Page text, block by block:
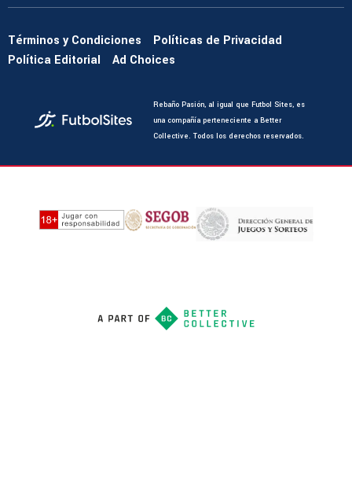
Términos y Condiciones
Políticas de Privacidad
Política Editorial
Ad Choices
Rebaño Pasión, al igual que Futbol Sites, es
una compañía perteneciente a Better
Collective. Todos los derechos reservados.